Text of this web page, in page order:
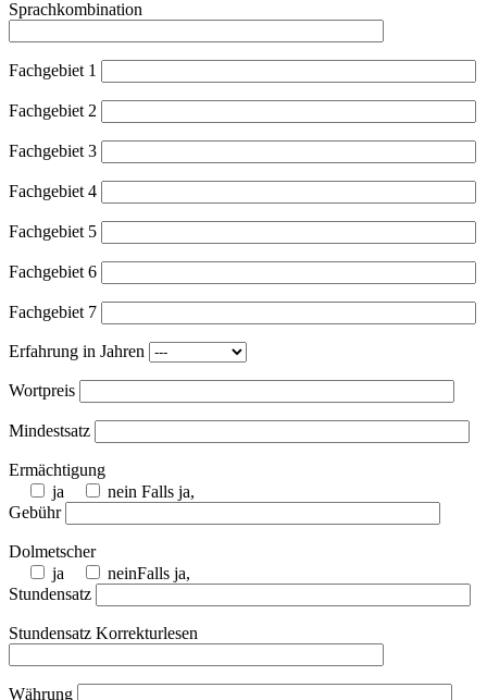
Sprachkombination
Fachgebiet 1
Fachgebiet 2
Fachgebiet 3
Fachgebiet 4
Fachgebiet 5
Fachgebiet 6
Fachgebiet 7
Erfahrung in Jahren
Wortpreis
Mindestsatz
Ermächtigung
ja
nein Falls ja,
Gebühr
Dolmetscher
ja
neinFalls ja,
Stundensatz
Stundensatz Korrekturlesen
Währung